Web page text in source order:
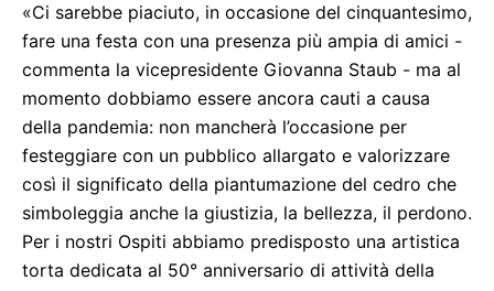
«Ci sarebbe piaciuto, in occasione del cinquantesimo,
fare una festa con una presenza più ampia di amici -
commenta la vicepresidente Giovanna Staub - ma al
momento dobbiamo essere ancora cauti a causa
della pandemia: non mancherà l’occasione per
festeggiare con un pubblico allargato e valorizzare
così il significato della piantumazione del cedro che
simboleggia anche la giustizia, la bellezza, il perdono.
Per i nostri Ospiti abbiamo predisposto una artistica
torta dedicata al 50° anniversario di attività della